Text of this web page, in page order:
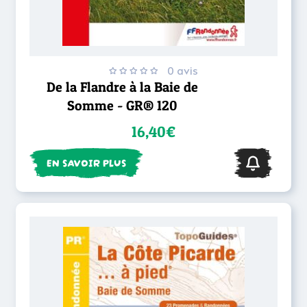
0 avis
De la Flandre à la Baie de
Somme - GR® 120
16,40€
EN SAVOIR PLUS